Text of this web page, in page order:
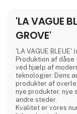
'LA VAGUE
GROVE'
'LA VAGUE BLEUE'
Produktion af
ved hjælp af
teknologier. Dens
produkter af
nye produkter, nye
andre steder.
Kvalitet er vores